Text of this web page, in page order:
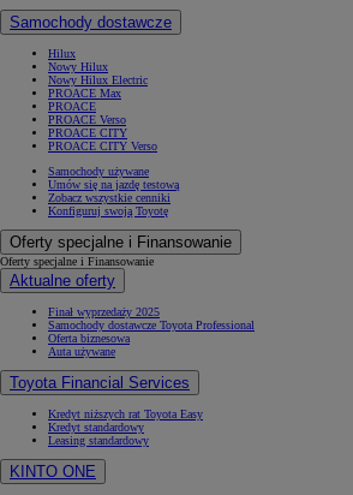
Samochody dostawcze
Hilux
Nowy Hilux
Nowy Hilux Electric
PROACE Max
PROACE
PROACE Verso
PROACE CITY
PROACE CITY Verso
Samochody używane
Umów się na jazdę testową
Zobacz wszystkie cenniki
Konfiguruj swoją Toyotę
Oferty specjalne i Finansowanie
Oferty specjalne i Finansowanie
Aktualne oferty
Finał wyprzedaży 2025
Samochody dostawcze Toyota Professional
Oferta biznesowa
Auta używane
Toyota Financial Services
Kredyt niższych rat Toyota Easy
Kredyt standardowy
Leasing standardowy
KINTO ONE